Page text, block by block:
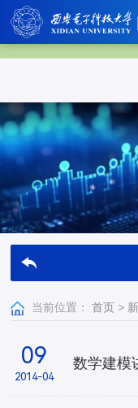
中国·BB贝博
当前位置： 首页 >
09
2014-04
数学建模